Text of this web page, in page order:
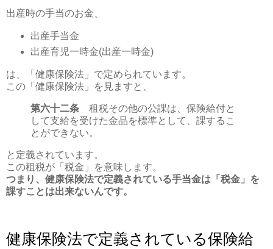
出産時の手当のお金、
出産手当金
出産育児一時金(出産一時金)
は、「健康保険法」で定められています。
この「健康保険法」を見ますと、
第六十二条 租税その他の公課は、保険給付と
して支給を受けた金品を標準として、課するこ
とができない。
と定義されています。
この租税が「税金」を意味します。
つまり、健康保険法で定義されている手当金は「税金」を
課すことは出来ないんです。
健康保険法で定義されている保険給